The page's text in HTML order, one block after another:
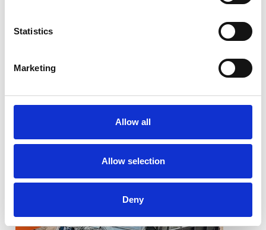
Statistics
Marketing
Allow all
Allow selection
Deny